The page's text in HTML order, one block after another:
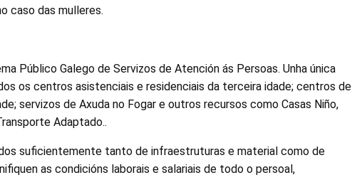
caso das mulleres.
Público Galego de Servizos de Atención ás Persoas. Unha única
os centros asistenciais e residenciais da terceira idade; centros de
servizos de Axuda no Fogar e outros recursos como Casas Niño,
Adaptado..
suficientemente tanto de infraestruturas e material como de
as condicións laborais e salariais de todo o persoal,